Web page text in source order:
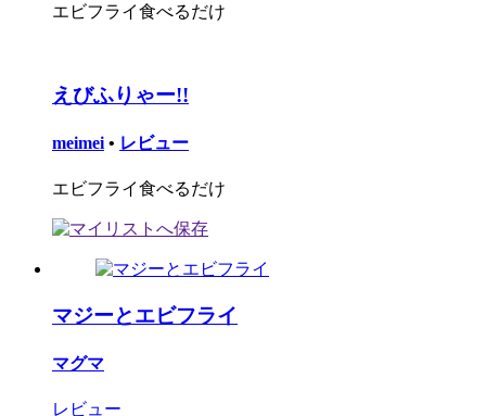
エビフライ食べるだけ
えびふりゃー!!
meimei • レビュー
エビフライ食べるだけ
マジーとエビフライ
マグマ
レビュー